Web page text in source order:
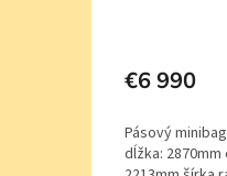
€6 990
Pásový
dĺžka: